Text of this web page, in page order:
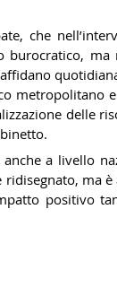
che
burocratico, ma
metropolitano
delle
a livello
ma è
positivo